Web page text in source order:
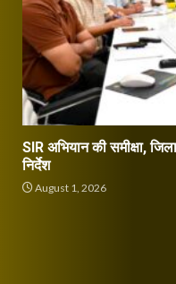
SIR अभियान की समीक्षा,
निर्देश
August 1, 2026